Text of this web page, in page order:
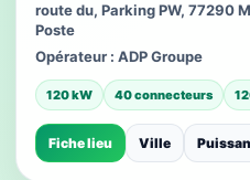
route du, Parking PW, 77290
Poste
Opérateur : ADP Groupe
120 kW 40 connecteurs
Fiche lieu Ville